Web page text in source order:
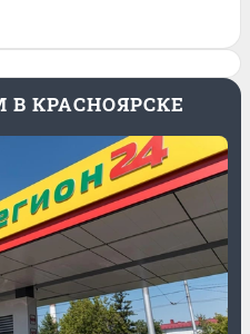
КРАСНОЯРСКЕ